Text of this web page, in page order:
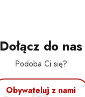
Dołącz do nas
Podoba Ci się?
Obywateluj z nami